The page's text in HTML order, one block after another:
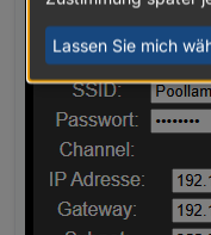
Lassen Sie mich